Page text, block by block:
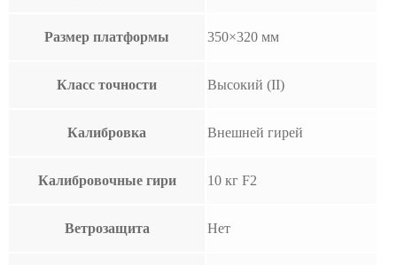
Размер платформы 350×320 мм
Класс точности Высокий (II)
Калибровка Внешней гирей
Калибровочные гири 10 кг F2
Ветрозащита Нет